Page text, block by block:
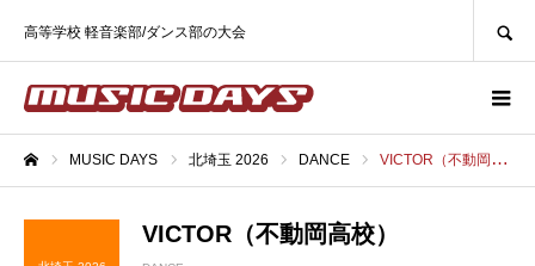
高等学校 軽音楽部/ダンス部の大会
MUSIC DAYS 北埼玉 2026 DANCE VICTOR（不動岡高校）
VICTOR（不動岡高校）